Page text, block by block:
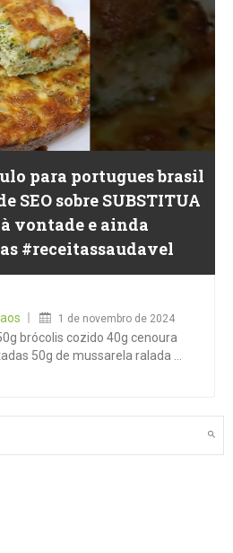
para portugues brasil
SEO sobre SUBSTITUA
à vontade e ainda
#receitassaudavel
1 de novembro de 2024
brócolis cozido 40g cenoura
50g de mussarela ralada …